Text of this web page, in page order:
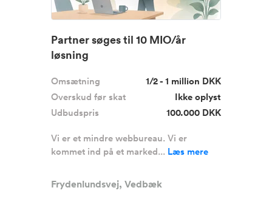
Partner søges til 10 MIO/år
løsning
Omsætning
1/2 - 1 million DKK
Overskud før skat
Ikke oplyst
Udbudspris
100.000 DKK
Vi er et mindre webbureau. Vi er
kommet ind på et marked... Læs mere
Frydenlundsvej, Vedbæk